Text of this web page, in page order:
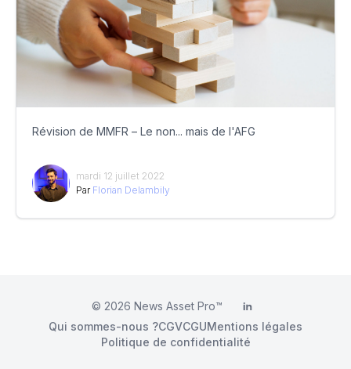
Révision de MMFR – Le non... mais de l'AFG
mardi 12 juillet 2022
Par Florian Delambily
© 2026 News Asset Pro™ LinkedIn
Qui sommes-nous ?CGVCGUMentions légales
Politique de confidentialité